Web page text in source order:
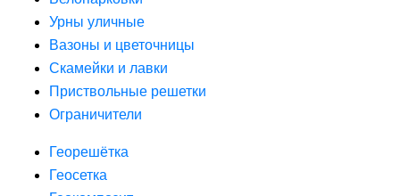
Урны уличные
Вазоны и цветочницы
Скамейки и лавки
Приствольные решетки
Ограничители
Георешётка
Геосетка